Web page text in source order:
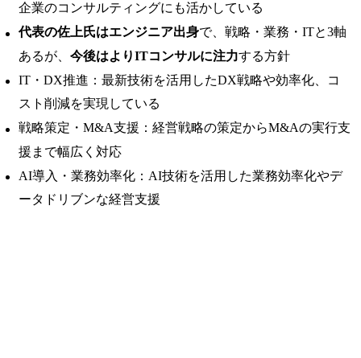
企業のコンサルティングにも活かしている
代表の佐上氏はエンジニア出身で、戦略・業務・ITと3軸
あるが、 今後はよりITコンサルに注力する方針
IT・DX推進：最新技術を活用したDX戦略や効率化、コ
スト削減を実現している
戦略策定・M&A支援：経営戦略の策定からM&Aの実行支
援まで幅広く対応
AI導入・業務効率化：AI技術を活用した業務効率化やデ
ータドリブンな経営支援